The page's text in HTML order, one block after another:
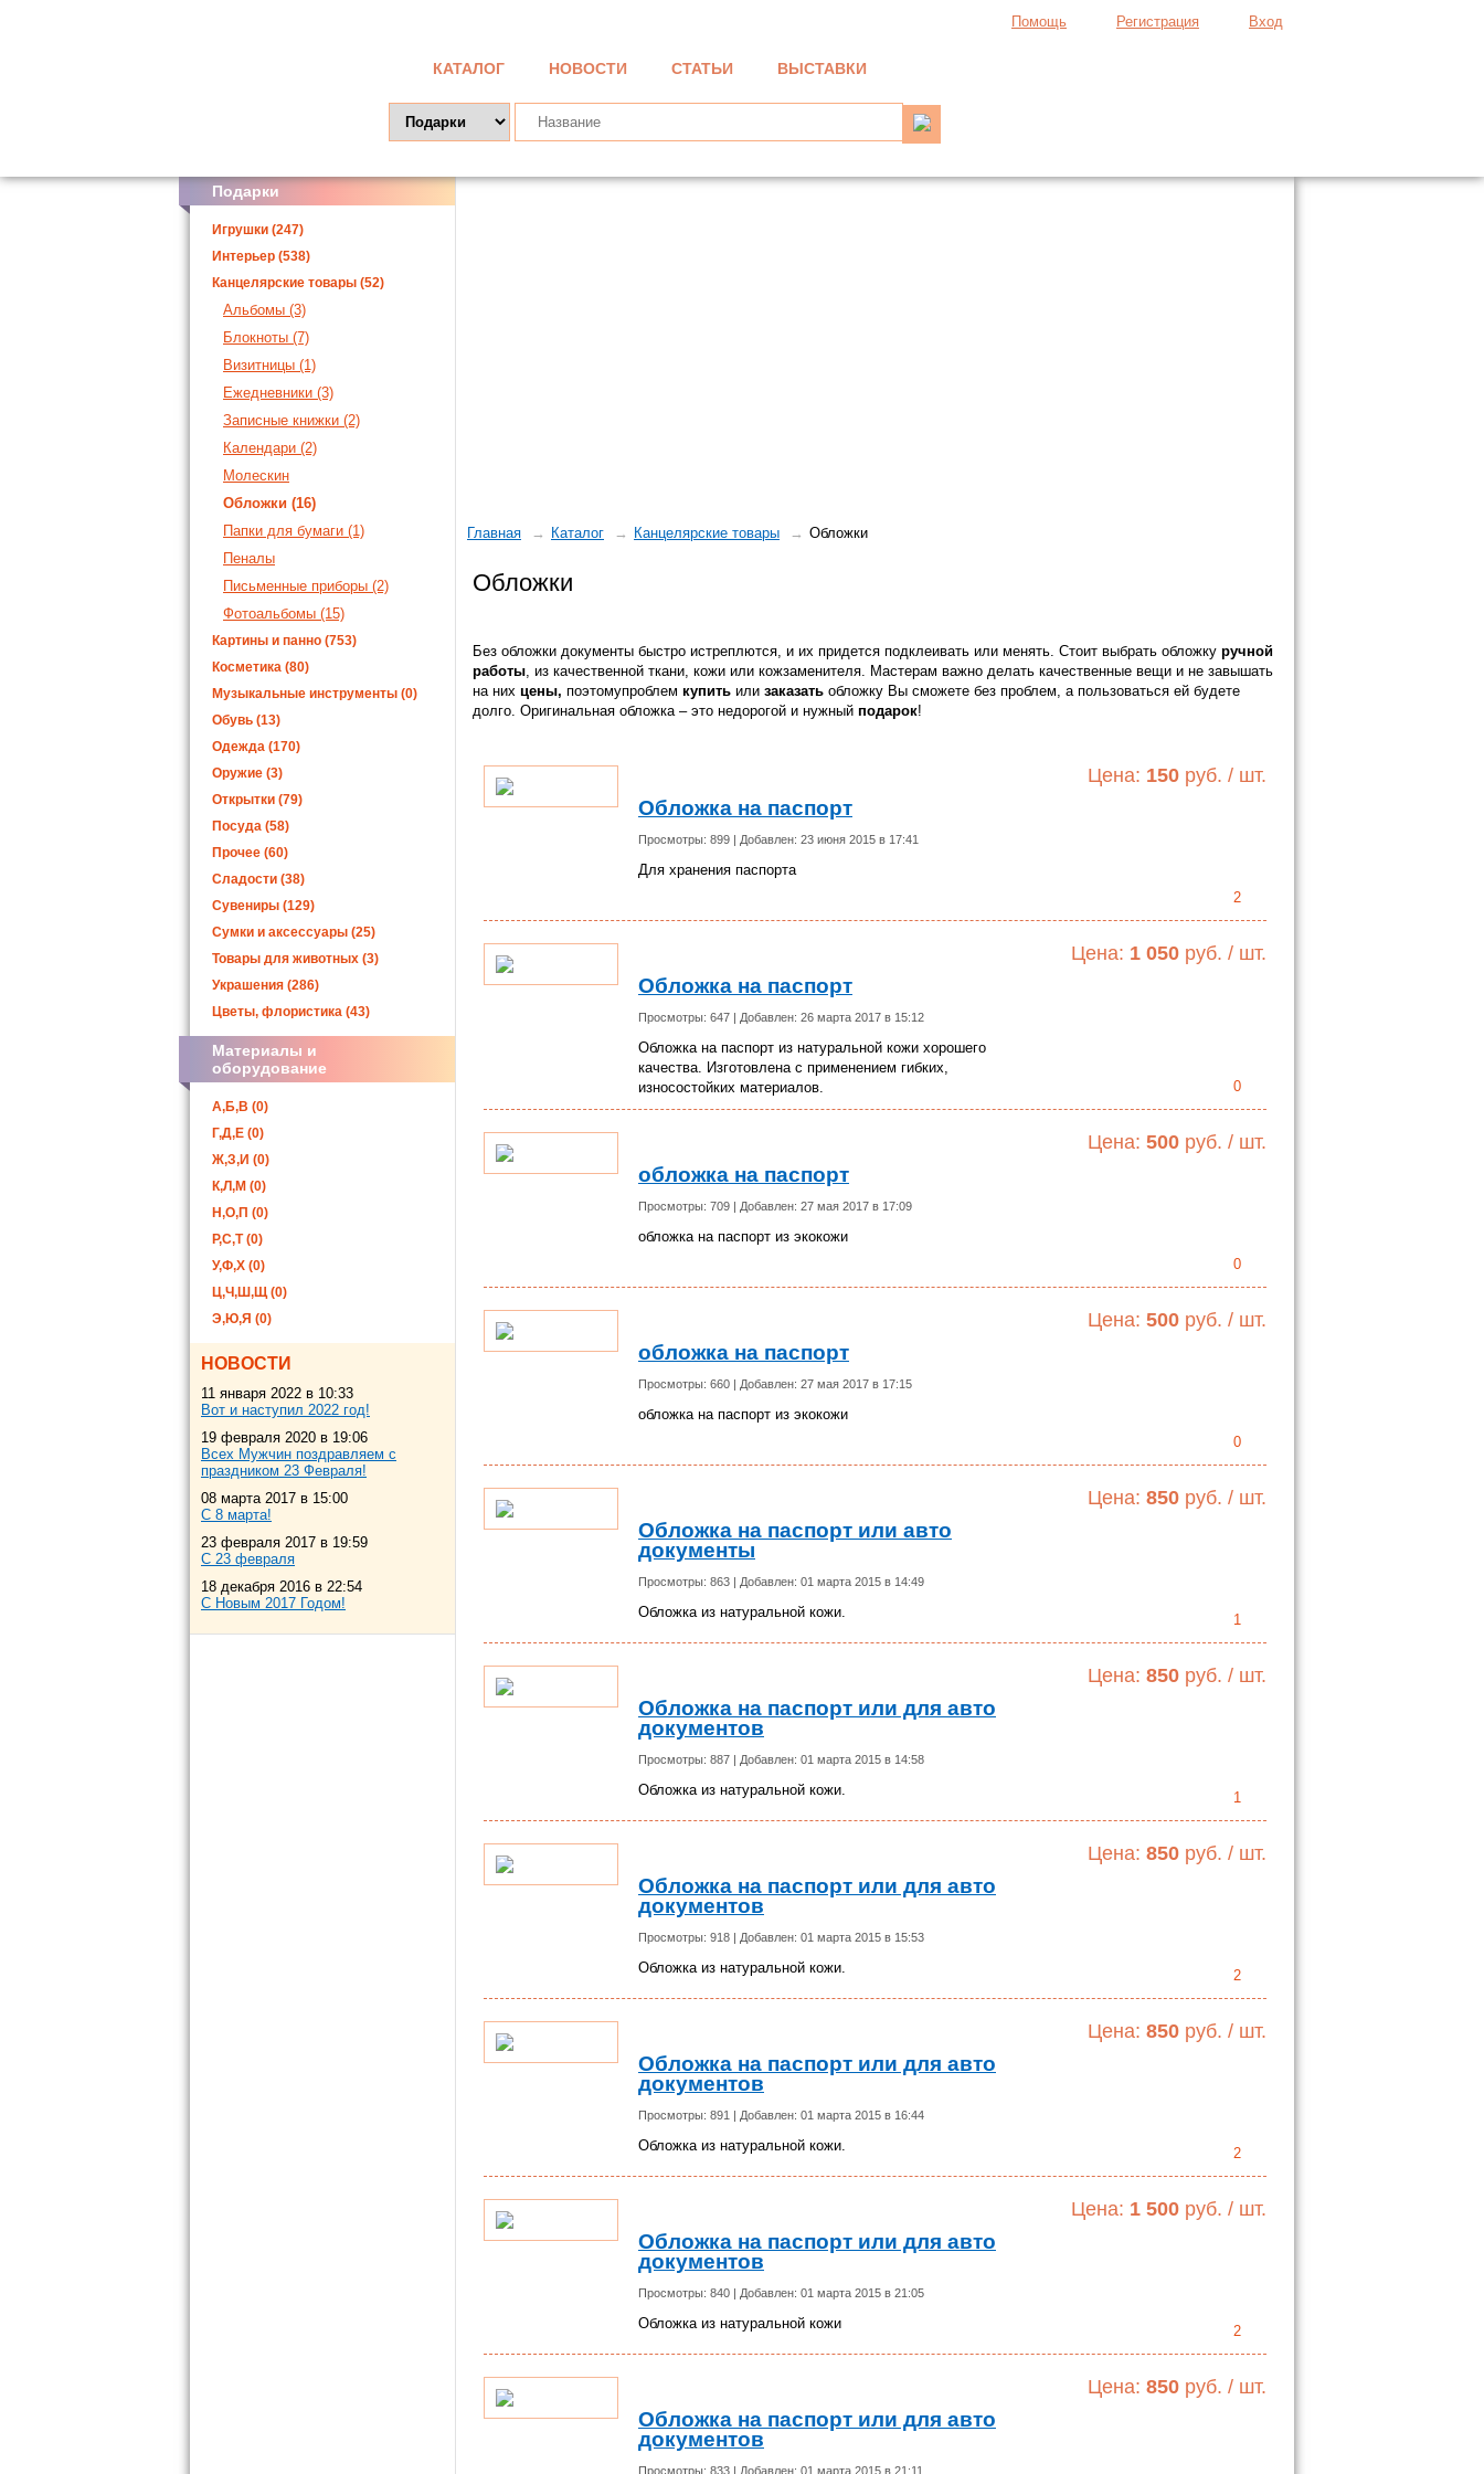
КАТАЛОГ НОВОСТИ СТАТЬИ ВЫСТАВКИ
Помощь Регистрация Вход
Главная Каталог Канцелярские товары Обложки
Обложки
Без обложки документы быстро истреплются, и их придется подклеивать или менять. Стоит выбрать обложку ручной
работы, из качественной ткани, кожи или кожзаменителя. Мастерам важно делать качественные вещи и не завышать
на них цены, поэтомупроблем купить или заказать обложку Вы сможете без проблем, а пользоваться ей будете
долго. Оригинальная обложка – это недорогой и нужный подарок!
Обложка на паспорт
Просмотры: 899 | Добавлен: 23 июня 2015 в 17:41
Для хранения паспорта
Цена: 150 руб. / шт.
2
Обложка на паспорт
Просмотры: 647 | Добавлен: 26 марта 2017 в 15:12
Обложка на паспорт из натуральной кожи хорошего
качества. Изготовлена с применением гибких,
износостойких материалов.
Цена: 1 050 руб. / шт.
0
обложка на паспорт
Просмотры: 709 | Добавлен: 27 мая 2017 в 17:09
обложка на паспорт из экокожи
Цена: 500 руб. / шт.
0
обложка на паспорт
Просмотры: 660 | Добавлен: 27 мая 2017 в 17:15
обложка на паспорт из экокожи
Цена: 500 руб. / шт.
0
Обложка на паспорт или авто
документы
Просмотры: 863 | Добавлен: 01 марта 2015 в 14:49
Обложка из натуральной кожи.
Цена: 850 руб. / шт.
1
Обложка на паспорт или для авто
документов
Просмотры: 887 | Добавлен: 01 марта 2015 в 14:58
Обложка из натуральной кожи.
Цена: 850 руб. / шт.
1
Обложка на паспорт или для авто
документов
Просмотры: 918 | Добавлен: 01 марта 2015 в 15:53
Обложка из натуральной кожи.
Цена: 850 руб. / шт.
2
Обложка на паспорт или для авто
документов
Просмотры: 891 | Добавлен: 01 марта 2015 в 16:44
Обложка из натуральной кожи.
Цена: 850 руб. / шт.
2
Обложка на паспорт или для авто
документов
Просмотры: 840 | Добавлен: 01 марта 2015 в 21:05
Обложка из натуральной кожи
Цена: 1 500 руб. / шт.
2
Обложка на паспорт или для авто
документов
Просмотры: 833 | Добавлен: 01 марта 2015 в 21:11
Цена: 850 руб. / шт.
Подарки
Игрушки (247)
Интерьер (538)
Канцелярские товары (52)
Альбомы (3)
Блокноты (7)
Визитницы (1)
Ежедневники (3)
Записные книжки (2)
Календари (2)
Молескин
Обложки (16)
Папки для бумаги (1)
Пеналы
Письменные приборы (2)
Фотоальбомы (15)
Картины и панно (753)
Косметика (80)
Музыкальные инструменты (0)
Обувь (13)
Одежда (170)
Оружие (3)
Открытки (79)
Посуда (58)
Прочее (60)
Сладости (38)
Сувениры (129)
Сумки и аксессуары (25)
Товары для животных (3)
Украшения (286)
Цветы, флористика (43)
Материалы и
оборудование
А,Б,В (0)
Г,Д,Е (0)
Ж,З,И (0)
К,Л,М (0)
Н,О,П (0)
Р,С,Т (0)
У,Ф,Х (0)
Ц,Ч,Ш,Щ (0)
Э,Ю,Я (0)
НОВОСТИ
11 января 2022 в 10:33
Вот и наступил 2022 год!
19 февраля 2020 в 19:06
Всех Мужчин поздравляем с
праздником 23 Февраля!
08 марта 2017 в 15:00
С 8 марта!
23 февраля 2017 в 19:59
С 23 февраля
18 декабря 2016 в 22:54
С Новым 2017 Годом!